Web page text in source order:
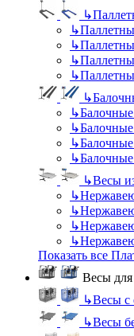
↳
↳
↳
↳
↳
↳
↳
↳
↳
↳
↳Весы
↳
↳
↳
↳
Показать все
Весы
↳Весы с
↳Весы